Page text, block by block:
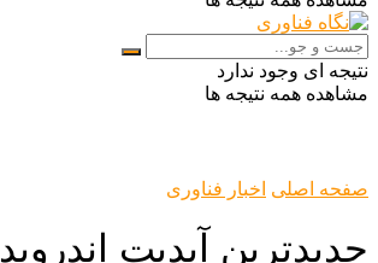
نتیجه ای وجود ندارد
مشاهده همه نتیجه ها
صفحه اصلی اخبار فناوری
جدیدترین آپدیت اندروید 16: بتا 4 هم اکنون برای دستگاه‌های پیکسل در دسترس است